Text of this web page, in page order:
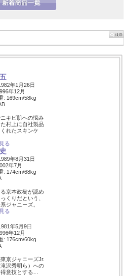
年1月26日
年12月
: 169cm/58kg
キビ肌への悩み
村上に自社製品
れたスキンケ
る
年8月31日
年7月
: 174cm/68kg
京本政樹が認め
くりだという、
ジャニーズ。
る
年5月9日
年12月
: 176cm/60kg
京ジャニーズJr.
滝沢秀明ら）への
意技とする…